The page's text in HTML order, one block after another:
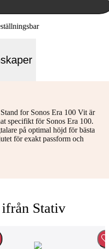
for Sonos Era 100 Vit är
specifikt för Sonos Era 100.
på optimal höjd för bästa
för exakt passform och
Stativ